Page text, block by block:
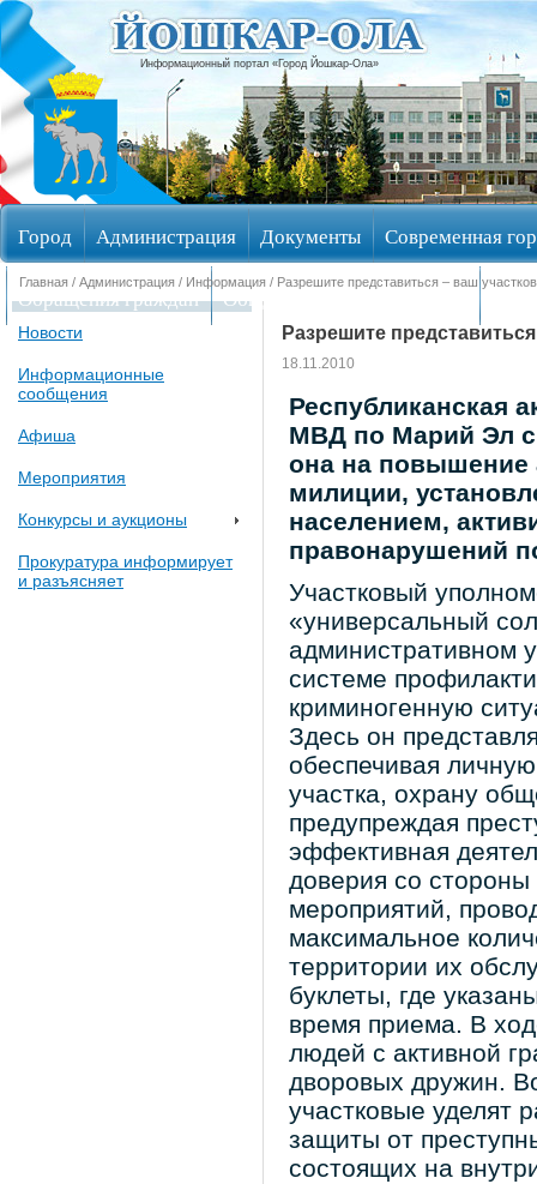
Информационный портал «Город Йошкар-Ола»
Город Администрация Документы Современная
Обращения граждан Общественные обсуждения
Главная / Администрация / Информация / Разрешите представиться – ваш
Новости
Информационные
сообщения
Афиша
Мероприятия
Конкурсы и аукционы
Прокуратура информирует
и разъясняет
Разрешите
18.11.2010
Республиканская
МВД по Марий Эл с
она на повышение
милиции,
населением,
правонарушений
Участковый
«универсальный
административном
системе
криминогенную
Здесь он
обеспечивая
участка, охрану
предупреждая
эффективная
доверия со
мероприятий,
максимальное
территории их
буклеты, где
время приема. В
людей с активной
дворовых дружин.
участковые уделят
защиты от
состоящих на